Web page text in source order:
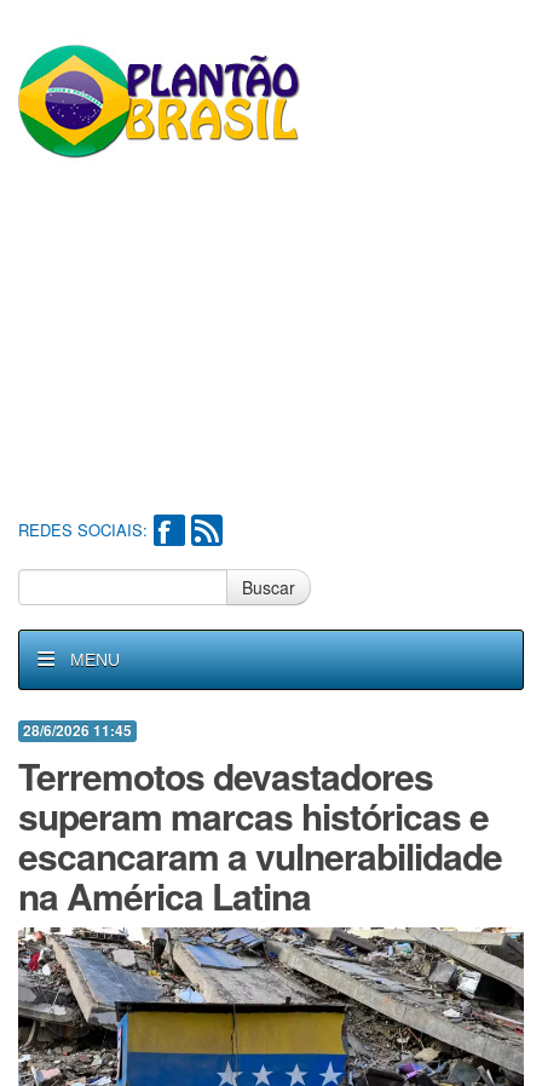
REDES SOCIAIS:
Buscar
MENU
28/6/2026 11:45
Terremotos devastadores
superam marcas históricas e
escancaram a vulnerabilidade
na América Latina